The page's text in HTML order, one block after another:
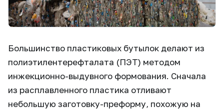
Большинство пластиковых бутылок делают из
полиэтилентерефталата (ПЭТ) методом
инжекционно-выдувного формования. Сначала
из расплавленного пластика отливают
небольшую заготовку-преформу, похожую на